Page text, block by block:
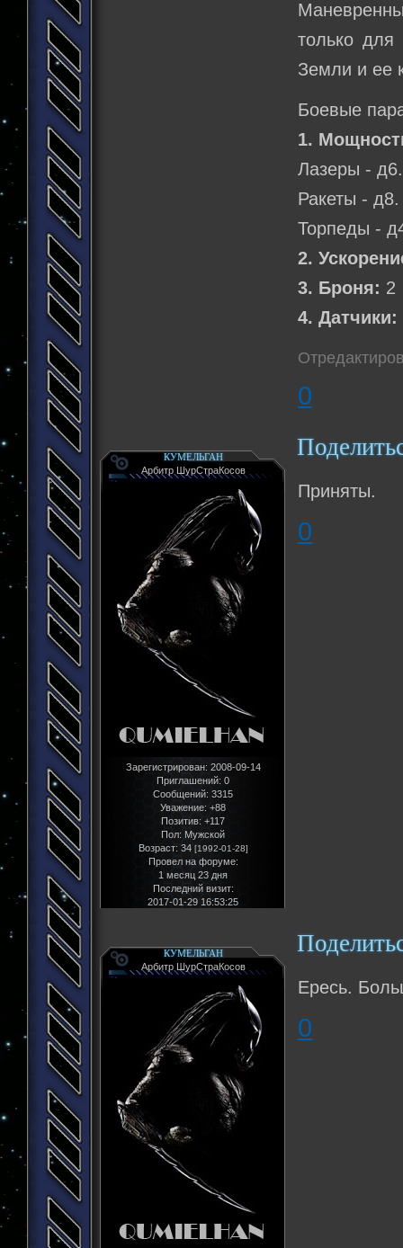
только для
Земли и ее
Боевые
1.
Лазеры -
Ракеты -
Торпеды -
2.
3. Броня: 2
4. Датчики:
0
КУМЕЛЬГАН
Арбитр ШурСтраКосов
Зарегистрирован: 2008-09-14
Приглашений: 0
Сообщений: 3315
Уважение: +88
Позитив: +117
Пол: Мужской
Возраст: 34 [1992-01-28]
Провел на форуме:
1 месяц 23 дня
Последний визит:
2017-01-29 16:53:25
Приняты.
0
КУМЕЛЬГАН
Арбитр ШурСтраКосов
Ересь.
0